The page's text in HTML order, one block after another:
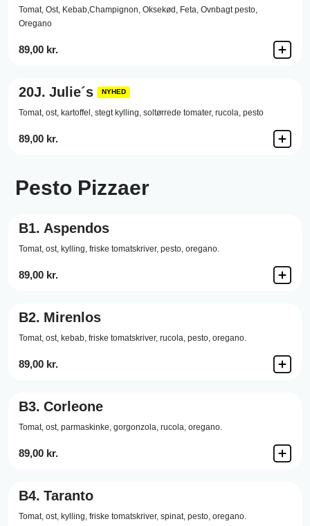
Tomat, Ost, Kebab,Champignon, Oksekød, Feta, Ovnbagt pesto,
Oregano
89,00 kr.
20J. Julie´s NYHED
Tomat, ost, kartoffel, stegt kylling, soltørrede tomater, rucola, pesto
89,00 kr.
Pesto Pizzaer
B1. Aspendos
Tomat, ost, kylling, friske tomatskriver, pesto, oregano.
89,00 kr.
B2. Mirenlos
Tomat, ost, kebab, friske tomatskriver, rucola, pesto, oregano.
89,00 kr.
B3. Corleone
Tomat, ost, parmaskinke, gorgonzola, rucola, oregano.
89,00 kr.
B4. Taranto
Tomat, ost, kylling, friske tomatskriver, spinat, pesto, oregano.